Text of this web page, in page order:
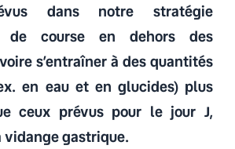
dans notre stratégie
de course en dehors des
s’entraîner à des quantités
en eau et en glucides) plus
ceux prévus pour le jour J,
gastrique.